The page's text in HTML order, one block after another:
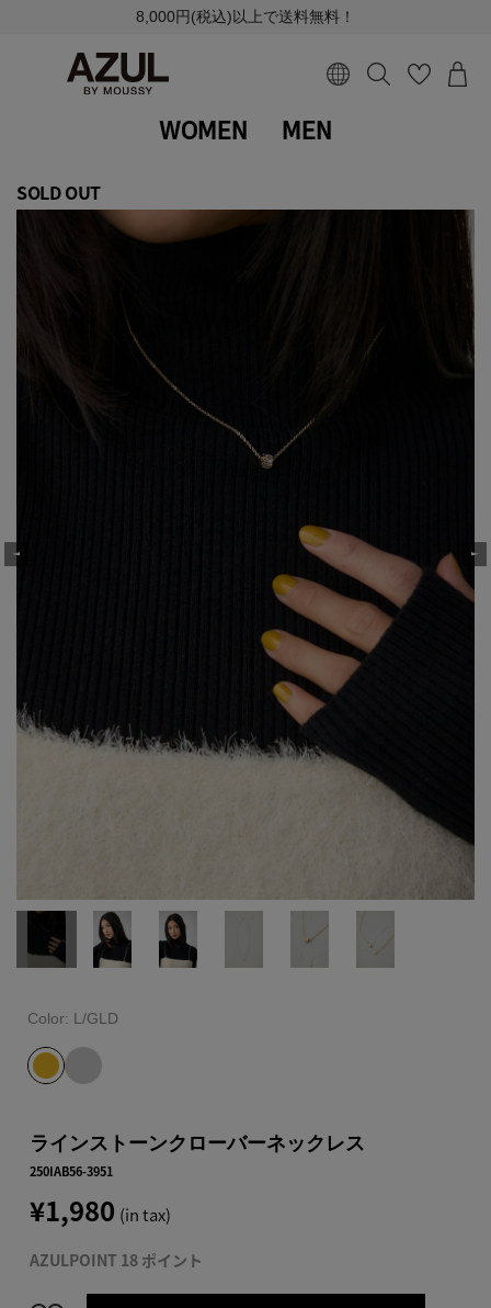
8,000円(税込)以上で送料無料！
WOMEN MEN
SOLD OUT
Color: L/GLD
ラインストーンクローバーネックレス
250IAB56-3951
¥1,980 (in tax)
AZULPOINT 18 ポイント